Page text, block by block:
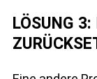
LÖSUNG